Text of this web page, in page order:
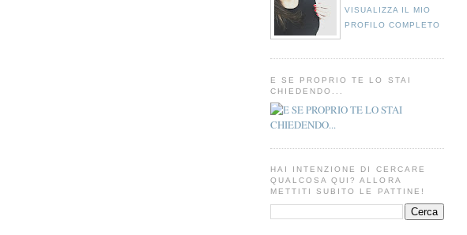
VISUALIZZA IL MIO
PROFILO COMPLETO
E SE PROPRIO TE LO STAI
CHIEDENDO...
HAI INTENZIONE DI CERCARE
QUALCOSA QUI? ALLORA
METTITI SUBITO LE PATTINE!